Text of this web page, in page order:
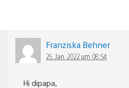
Franziska Behner
25. Jan. 2022 um 08:54
Hi dipapa,